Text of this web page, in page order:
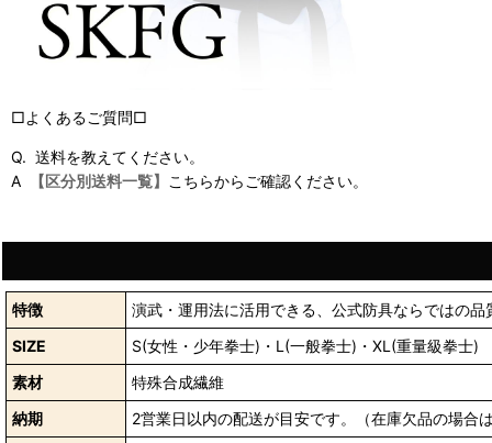
□よくあるご質問□
Q. 送料を教えてください。
A
【区分別送料一覧】 こちらからご確認ください。
特徴
演武・運用法に活用できる、公式防具ならではの品
SIZE
S(女性・少年拳士)・L(一般拳士)・XL(重量級拳士)
素材
特殊合成繊維
納期
2営業日以内の配送が目安です。（在庫欠品の場合